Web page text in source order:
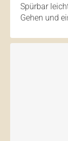
Spürbar
Gehen und